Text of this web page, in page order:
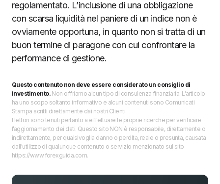
regolamentato. L’inclusione di una obbligazione
con scarsa liquidità nel paniere di un indice non è
ovviamente opportuna, in quanto non si tratta di un
buon termine di paragone con cui confrontare la
performance di gestione.
Questo contenuto non deve essere considerato un consiglio di
investimento.Non offriamo alcun tipo di consulenza finanziaria. L’articolo
ha uno scopo soltanto informativo e alcuni contenuti sono Comunicati
Stampa scritti direttamente dai nostri Clienti.
I lettori sono tenuti pertanto a effettuare le proprie ricerche per verificare
l’aggiornamento dei dati. Questo sito NON è responsabile, direttamente o
indirettamente, per qualsivoglia danno o perdita, reale o presunta, causata
dall'utilizzo di qualunque contenuto o servizio menzionato sul sito
https://www.forexguida.com.